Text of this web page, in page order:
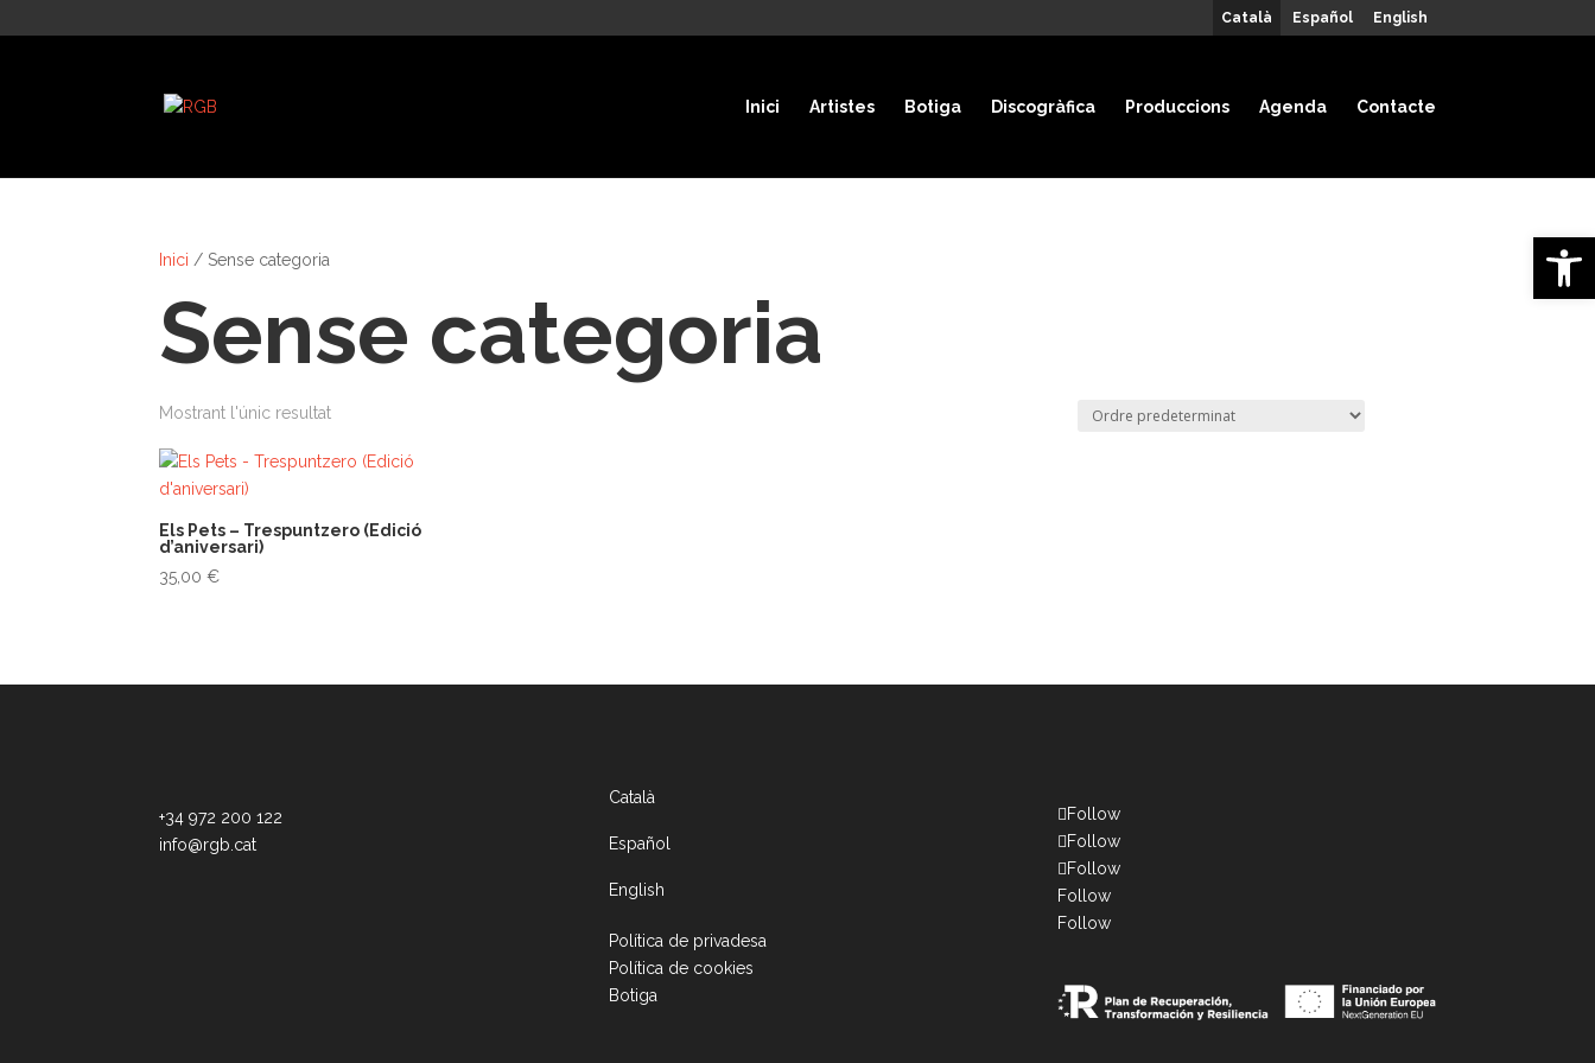
Obre
Català Español English
Inici Artistes Botiga Discogràfica Produccions Agenda Contacte
Inici / Sense categoria
Sense categoria
Mostrant l'únic resultat
Els Pets – Trespuntzero (Edició
d’aniversari)
35,00€
+34 972 200 122
info@rgb.cat
Català
Español
English
Política de privadesa
Política de cookies
Botiga
Follow
Follow
Follow
Follow
Follow